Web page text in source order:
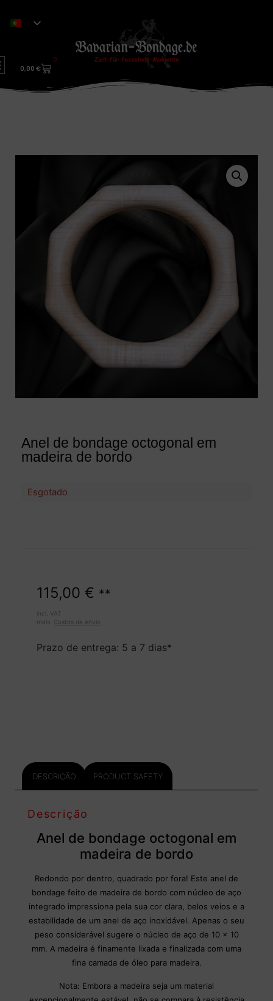
0,00 €
0
Anel de bondage octogonal em
madeira de bordo
Esgotado
115,00 € **
incl. VAT
mais. Custos de envio
Prazo de entrega: 5 a 7 dias*
DESCRIÇÃO PRODUCT SAFETY
Descrição
Anel de bondage octogonal em
madeira de bordo
Redondo por dentro, quadrado por fora! Este anel de
bondage feito de madeira de bordo com núcleo de aço
integrado impressiona pela sua cor clara, belos veios e a
estabilidade de um anel de aço inoxidável. Apenas o seu
peso considerável sugere o núcleo de aço de 10 x 10
mm. A madeira é finamente lixada e finalizada com uma
fina camada de óleo para madeira.
Nota: Embora a madeira seja um material